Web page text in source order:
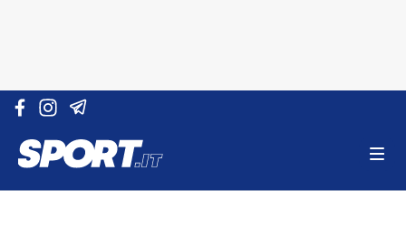
Vai al contenuto